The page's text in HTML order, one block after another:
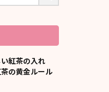
紅茶の入れ
の黄金ルール